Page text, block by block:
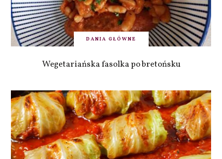
DANIA GŁÓWNE
Wegetariańska fasolka po bretońsku